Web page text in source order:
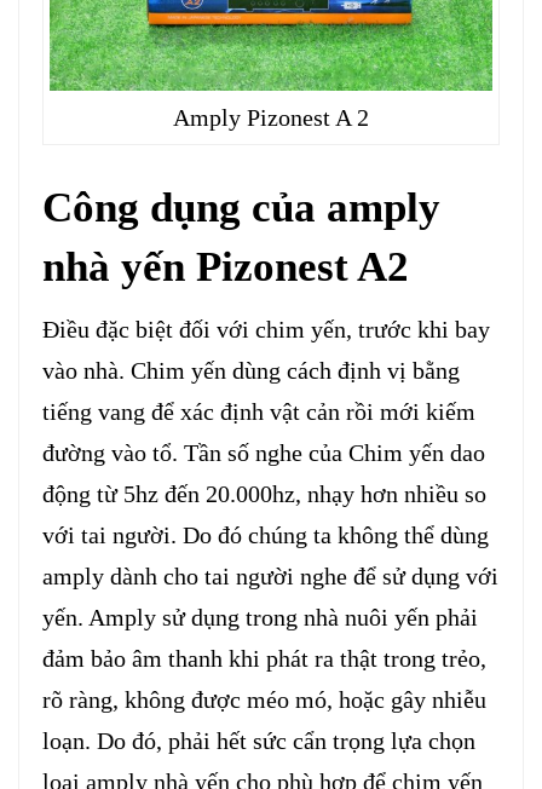
Amply Pizonest A 2
Công dụng của amply
nhà yến Pizonest A2
Điều đặc biệt đối với chim yến, trước khi bay
vào nhà. Chim yến dùng cách định vị bằng
tiếng vang để xác định vật cản rồi mới kiếm
đường vào tổ. Tần số nghe của Chim yến dao
động từ 5hz đến 20.000hz, nhạy hơn nhiều so
với tai người. Do đó chúng ta không thể dùng
amply dành cho tai người nghe để sử dụng với
yến. Amply sử dụng trong nhà nuôi yến phải
đảm bảo âm thanh khi phát ra thật trong trẻo,
rõ ràng, không được méo mó, hoặc gây nhiễu
loạn. Do đó, phải hết sức cẩn trọng lựa chọn
loại amply nhà yến cho phù hợp để chim yến